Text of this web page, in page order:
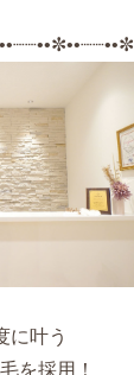
に叶う
を採用！